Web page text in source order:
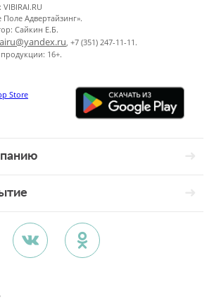
Адвертайзинг».
Сайкин Е.Б.
, +7 (351) 247-11-11.
16+.